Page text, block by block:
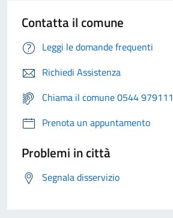
Contatta il comune
Leggi le domande frequenti
Richiedi Assistenza
Chiama il comune 0544 979111
Prenota un appuntamento
Problemi in città
Segnala disservizio